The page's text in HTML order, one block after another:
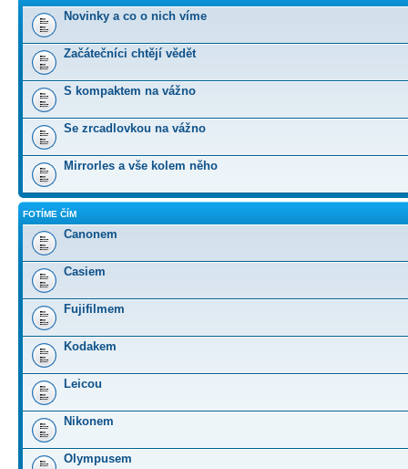
Novinky a co o nich víme
Začátečníci chtějí vědět
S kompaktem na vážno
Se zrcadlovkou na vážno
Mirrorles a vše kolem něho
FOTÍME ČÍM
Canonem
Casiem
Fujifilmem
Kodakem
Leicou
Nikonem
Olympusem